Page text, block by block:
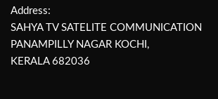
Address:
SAHYA TV SATELITE COMMUNICATION
PANAMPILLY NAGAR KOCHI,
KERALA 682036